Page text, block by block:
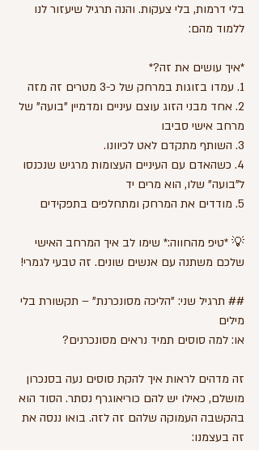
בלי דרמות, בלי צעקות. והנה תרגיל שיעזור לנו
ללמוד מהם:
*איך עושים את זה?*
1. עמדו בזוגות במרחק של כ-3 מטרים זה מזה
2. אחד מבני הזוג עוצם עיניים ומדמיין "בועה" של
מרחב אישי סביבו
3. השותף מתקדם לאט לכיוונו.
4. כשהאדם עם העיניים העצומות מרגיש שנכנסו
ל"בועה" שלו, הוא מרים יד
5. מודדים את המרחק ומתחלפים בתפקידים
💡 *טיפ מהחווה:* שימו לב איך המרחב האישי
שלכם משתנה עם אנשים שונים. זה טבעי לגמרי!
## תרגיל שני: "הליכה מסונכרנת" – תקשורת בלי
מילים
או: למה סוסים תמיד נראים מסונכרנים?
זה מדהים לראות איך להקת סוסים נעה בסנכרון
מושלם, כאילו יש להם כוריאוגרף נסתר. הסוד הוא
בהקשבה העמוקה שלהם זה לזה. בואו ננסה את
זה בעצמנו: